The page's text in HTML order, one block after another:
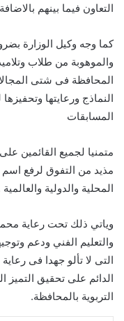
التعاون فيما بينهم
كما وجه وكيل الوزارة
والموهوبة من طلاب
المحافظة فى شتى
النماذج ورعايتها
المسابقات
متمنيا لجميع القائمين
مذيد من التفوق لرفع اسم
المحلية والدولية والعالمية
وياتي ذلك تحت رعاية
والتعليم الفني ودعم
التى لا تألو جهدا فى
الدائم على تحقيق التميز
التربوية بالمحافظة.